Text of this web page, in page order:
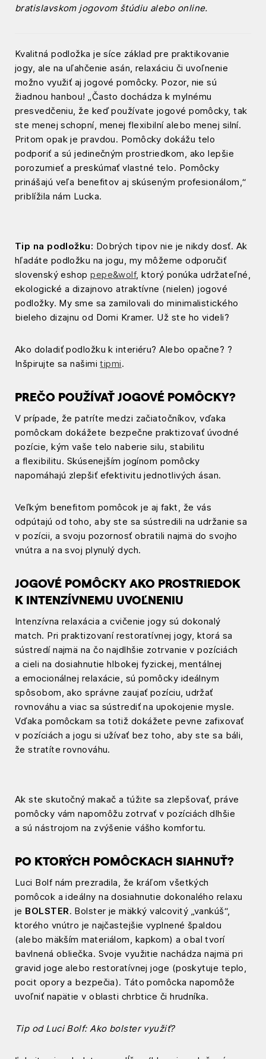
bratislavskom jogovom štúdiu alebo online.
Kvalitná podložka je síce základ pre praktikovanie
jogy, ale na uľahčenie asán, relaxáciu či uvoľnenie
možno využiť aj jogové pomôcky. Pozor, nie sú
žiadnou hanbou! „Často dochádza k mylnému
presvedčeniu, že keď používate jogové pomôcky, tak
ste menej schopní, menej flexibilní alebo menej silní.
Pritom opak je pravdou. Pomôcky dokážu telo
podporiť a sú jedinečným prostriedkom, ako lepšie
porozumieť a preskúmať vlastné telo. Pomôcky
prinášajú veľa benefitov aj skúseným profesionálom,“
priblížila nám Lucka.
Tip na podložku: Dobrých tipov nie je nikdy dosť. Ak
hľadáte podložku na jogu, my môžeme odporučiť
slovenský eshoppepe&wolf, ktorý ponúka udržateľné,
ekologické a dizajnovo atraktívne (nielen) jogové
podložky. My sme sa zamilovali do minimalistického
bieleho dizajnu od Domi Kramer. Už ste ho videli?
Ako doladiť podložku k interiéru? Alebo opačne? ?
Inšpirujte sa našimitipmi.
PREČO POUŽÍVAŤ JOGOVÉ POMÔCKY?
V prípade, že patríte medzi začiatočníkov, vďaka
pomôckam dokážete bezpečne praktizovať úvodné
pozície, kým vaše telo naberie silu, stabilitu
a flexibilitu. Skúsenejším jogínom pomôcky
napomáhajú zlepšiť efektivitu jednotlivých ásan.
Veľkým benefitom pomôcok je aj fakt, že vás
odpútajú od toho, aby ste sa sústredili na udržanie sa
v pozícii, a svoju pozornosť obratili najmä do svojho
vnútra a na svoj plynulý dych.
JOGOVÉ POMÔCKY AKO PROSTRIEDOK
K INTENZÍVNEMU UVOĽNENIU
Intenzívna relaxácia a cvičenie jogy sú dokonalý
match. Pri praktizovaní restoratívnej jogy, ktorá sa
sústredí najmä na čo najdlhšie zotrvanie v pozíciách
a cieli na dosiahnutie hlbokej fyzickej, mentálnej
a emocionálnej relaxácie, sú pomôcky ideálnym
spôsobom, ako správne zaujať pozíciu, udržať
rovnováhu a viac sa sústrediť na upokojenie mysle.
Vďaka pomôckam sa totiž dokážete pevne zafixovať
v pozíciách a jogu si užívať bez toho, aby ste sa báli,
že stratíte rovnováhu.
Ak ste skutočný makač a túžite sa zlepšovať, práve
pomôcky vám napomôžu zotrvať v pozíciách dlhšie
a sú nástrojom na zvýšenie vášho komfortu.
PO KTORÝCH POMÔCKACH SIAHNUŤ?
Luci Bolf nám prezradila, že kráľom všetkých
pomôcok a ideálny na dosiahnutie dokonalého relaxu
je BOLSTER. Bolster je mäkký valcovitý „vankúš“,
ktorého vnútro je najčastejšie vyplnené špaldou
(alebo mäkším materiálom, kapkom) a obal tvorí
bavlnená obliečka. Svoje využitie nachádza najmä pri
gravid joge alebo restoratívnej joge (poskytuje teplo,
pocit opory a bezpečia). Táto pomôcka napomôže
uvoľniť napätie v oblasti chrbtice či hrudníka.
Tip od Luci Bolf: Ako bolster využiť?